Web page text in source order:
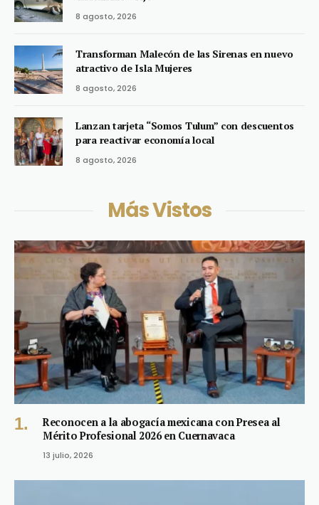
8 agosto, 2026
Transforman Malecón de las Sirenas en nuevo
atractivo de Isla Mujeres
8 agosto, 2026
Lanzan tarjeta “Somos Tulum” con descuentos
para reactivar economía local
8 agosto, 2026
Más Vistos
Reconocen a la abogacía mexicana con Presea al
Mérito Profesional 2026 en Cuernavaca
13 julio, 2026